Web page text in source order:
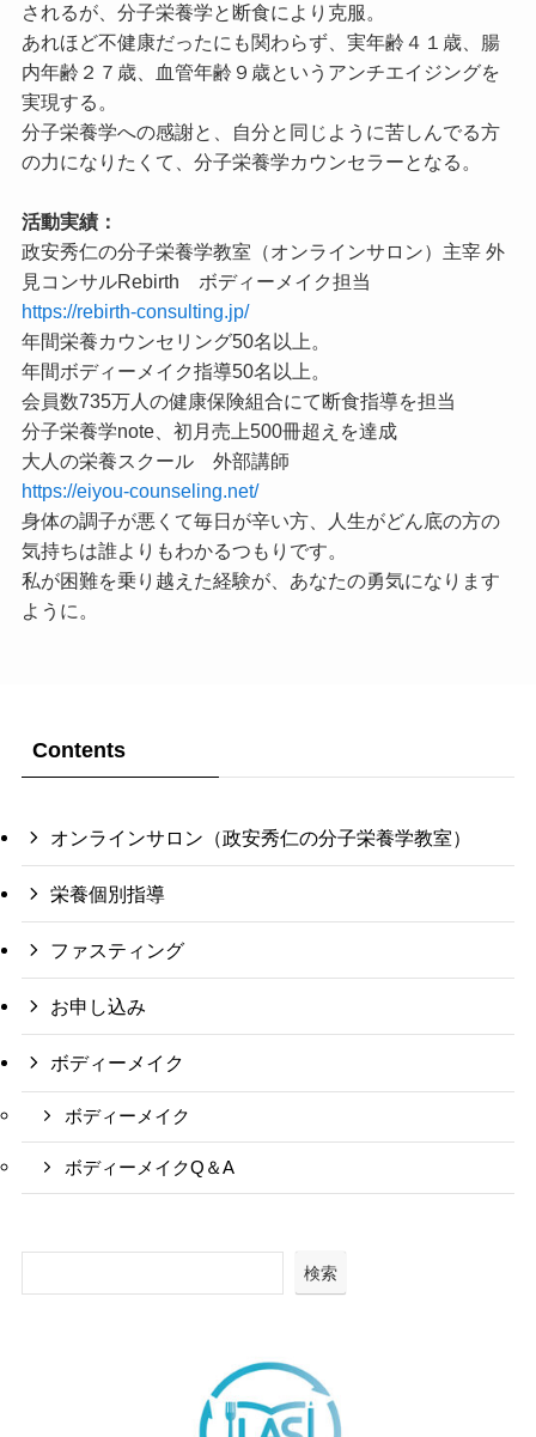
されるが、分子栄養学と断食により克服。
あれほど不健康だったにも関わらず、実年齢４１歳、腸
内年齢２７歳、血管年齢９歳というアンチエイジングを
実現する。
分子栄養学への感謝と、自分と同じように苦しんでる方
の力になりたくて、分子栄養学カウンセラーとなる。
活動実績：
政安秀仁の分子栄養学教室（オンラインサロン）主宰 外
見コンサルRebirth ボディーメイク担当
https://rebirth-consulting.jp/
年間栄養カウンセリング50名以上。
年間ボディーメイク指導50名以上。
会員数735万人の健康保険組合にて断食指導を担当
分子栄養学note、初月売上500冊超えを達成
大人の栄養スクール 外部講師
https://eiyou-counseling.net/
身体の調子が悪くて毎日が辛い方、人生がどん底の方の
気持ちは誰よりもわかるつもりです。
私が困難を乗り越えた経験が、あなたの勇気になります
ように。
Contents
オンラインサロン（政安秀仁の分子栄養学教室）
栄養個別指導
ファスティング
お申し込み
ボディーメイク
ボディーメイク
ボディーメイクQ＆A
検索